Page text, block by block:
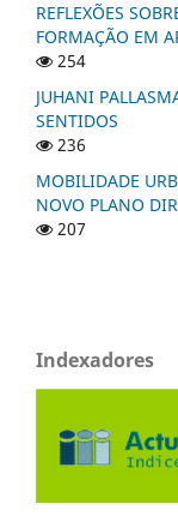
REFLEXÕES
FORMAÇÃO EM
254
JUHANI
SENTIDOS
236
MOBILIDADE
NOVO PLANO
207
Indexadores